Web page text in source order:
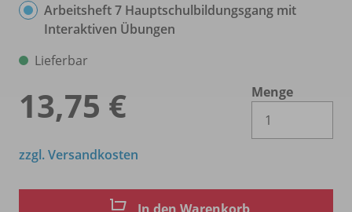
Arbeitsheft 7 Hauptschulbildungsgang mit
Interaktiven Übungen
Lieferbar
13,75 €
Menge
zzgl. Versandkosten